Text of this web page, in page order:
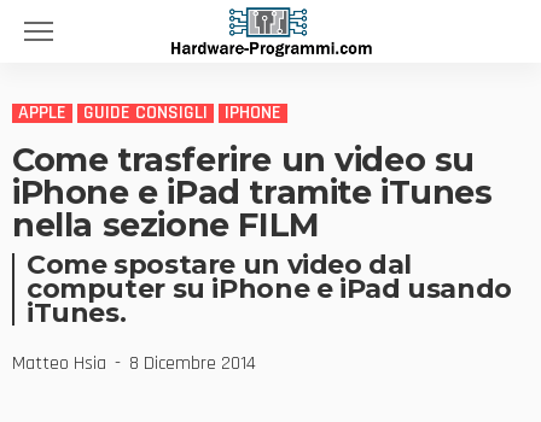
APPLE GUIDE CONSIGLI IPHONE
Come trasferire un video su
iPhone e iPad tramite iTunes
nella sezione FILM
Come spostare un video dal
computer su iPhone e iPad usando
iTunes.
Matteo Hsia 8 Dicembre 2014